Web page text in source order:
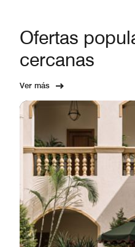
Ofertas
cercanas
Ver más